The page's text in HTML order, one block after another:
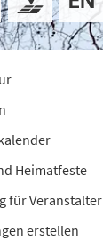
Heimatfeste
für Veranstalter
erstellen